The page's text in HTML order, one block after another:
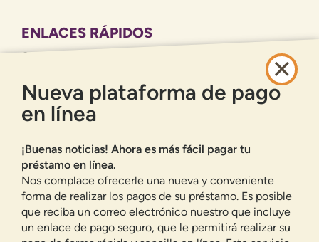
ENLACES RÁPIDOS
CARRERAS PROFESIONALES
MAPA DEL SITIO
ACCESO
INSCRIBIRSE
Ofrecemos a los residentes de Nuevo México cuentas corrientes,
cuentas de ahorro, préstamos para automóviles, hipotecas, préstamos
personales, tarjetas de crédito y muchos otros productos y servicios
bancarios.
Nueva plataforma de pago
en línea
¡Buenas noticias! Ahora es más fácil pagar tu
préstamo en línea.
Nos complace ofrecerle una nueva y conveniente
forma de realizar los pagos de su préstamo. Es posible
que reciba un correo electrónico nuestro que incluye
un enlace de pago seguro, que le permitirá realizar su